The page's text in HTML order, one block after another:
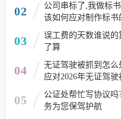
02
公司串标了,我做标
该如何应对制作标书
03
误工费的天数谁说
了算
04
无证驾驶被抓到怎
应对2026年无证驾驶
05
公证处帮忙写协议
务为您保驾护航